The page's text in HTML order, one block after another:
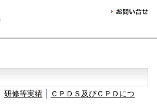
研修等実績
ＣＰＤＳ及びＣＰＤにつ